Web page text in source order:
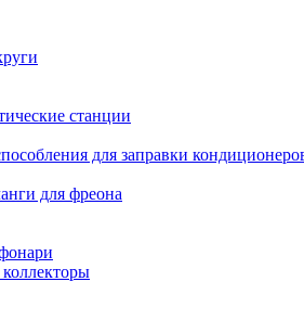
станции
для заправки
для фреона